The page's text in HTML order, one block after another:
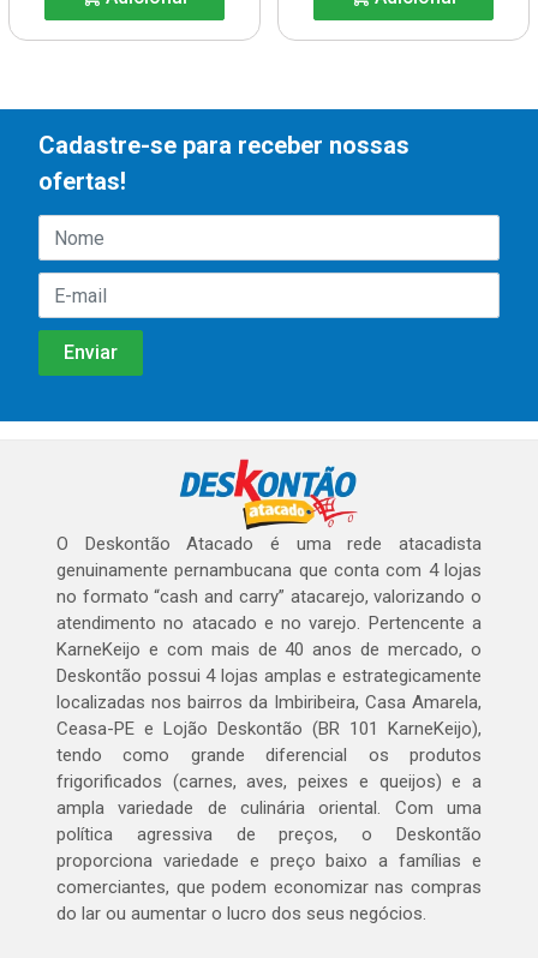
Cadastre-se para receber nossas
ofertas!
O Deskontão Atacado é uma rede atacadista
genuinamente pernambucana que conta com 4 lojas
no formato “cash and carry” atacarejo, valorizando o
atendimento no atacado e no varejo. Pertencente a
KarneKeijo e com mais de 40 anos de mercado, o
Deskontão possui 4 lojas amplas e estrategicamente
localizadas nos bairros da Imbiribeira, Casa Amarela,
Ceasa-PE e Lojão Deskontão (BR 101 KarneKeijo),
tendo como grande diferencial os produtos
frigorificados (carnes, aves, peixes e queijos) e a
ampla variedade de culinária oriental. Com uma
política agressiva de preços, o Deskontão
proporciona variedade e preço baixo a famílias e
comerciantes, que podem economizar nas compras
do lar ou aumentar o lucro dos seus negócios.